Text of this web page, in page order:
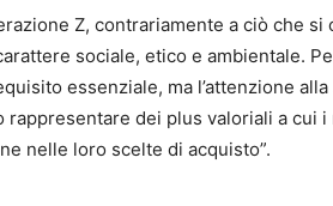
Z, contrariamente a ciò che
sociale, etico e ambientale.
essenziale, ma l’attenzione
rappresentare dei plus valoriali a cui
nelle loro scelte di acquisto”.